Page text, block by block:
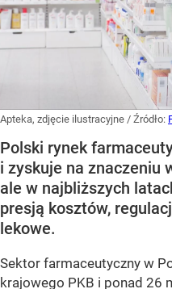
Apteka, zdjęcie ilustracyjne / Źródło:
Polski rynek
i zyskuje na znaczeniu
ale w najbliższych
presją kosztów,
lekowe.
Sektor farmaceutyczny w
krajowego PKB i ponad 26